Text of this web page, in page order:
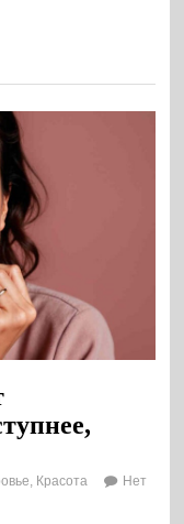
Красота
Нет